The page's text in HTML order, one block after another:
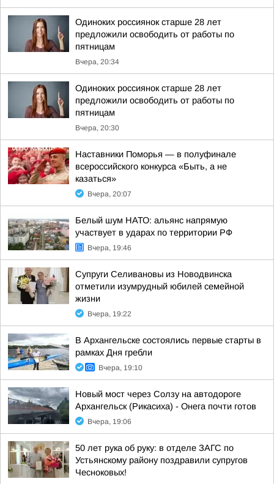
Одиноких россиянок старше 28 лет
предложили освободить от работы по
пятницам
Вчера, 20:34
Одиноких россиянок старше 28 лет
предложили освободить от работы по
пятницам
Вчера, 20:30
Наставники Поморья — в полуфинале
всероссийского конкурса «Быть, а не
казаться»
Вчера, 20:07
Белый шум НАТО: альянс напрямую
участвует в ударах по территории РФ
Вчера, 19:46
Супруги Селивановы из Новодвинска
отметили изумрудный юбилей семейной
жизни
Вчера, 19:22
В Архангельске состоялись первые старты в
рамках Дня гребли
Вчера, 19:10
Новый мост через Солзу на автодороге
Архангельск (Рикасиха) - Онега почти готов
Вчера, 19:06
50 лет рука об руку: в отделе ЗАГС по
Устьянскому району поздравили супругов
Чесноковых!